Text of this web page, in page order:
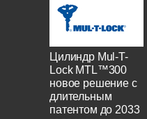
Цилиндр Mul-T-
Lock MTL™300
новое решение с
длительным
патентом до 2033